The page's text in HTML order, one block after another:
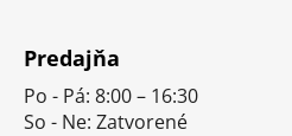
Predajňa
Po - Pá: 8:00 – 16:30
So - Ne: Zatvorené